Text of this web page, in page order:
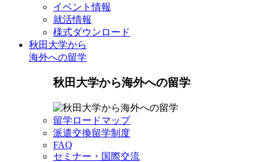
イベント情報
就活情報
様式ダウンロード
秋田大学から
海外への留学
秋田大学から海外への留学
留学ロードマップ
派遣交換留学制度
FAQ
セミナー・国際交流